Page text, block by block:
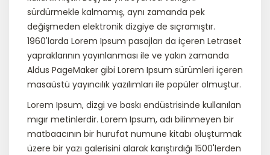
sürdürmekle kalmamış, aynı zamanda pek
değişmeden elektronik dizgiye de sıçramıştır.
1960'larda Lorem Ipsum pasajları da içeren Letraset
yapraklarının yayınlanması ile ve yakın zamanda
Aldus PageMaker gibi Lorem Ipsum sürümleri içeren
masaüstü yayıncılık yazılımları ile popüler olmuştur.
Lorem Ipsum, dizgi ve baskı endüstrisinde kullanılan
mıgır metinlerdir. Lorem Ipsum, adı bilinmeyen bir
matbaacının bir hurufat numune kitabı oluşturmak
üzere bir yazı galerisini alarak karıştırdığı 1500'lerden